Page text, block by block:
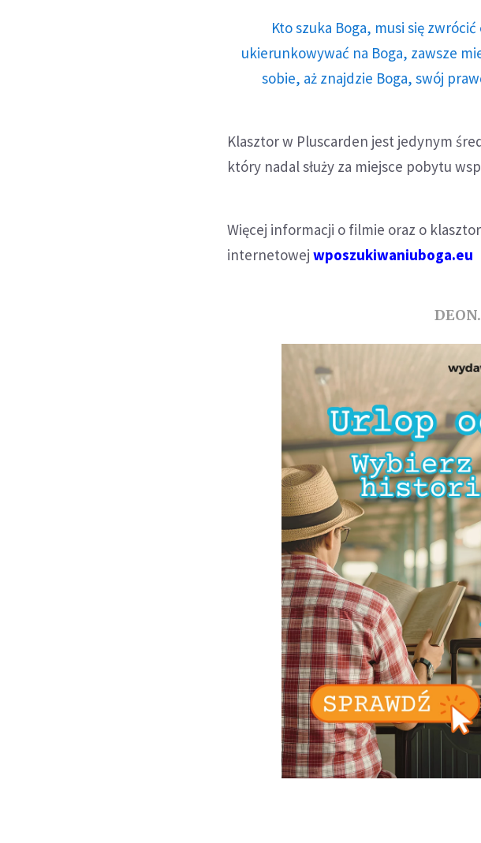
Kto szuka Boga, musi się
ukierunkowywać na Boga, zawsze
sobie, aż znajdzie Boga, swój
Klasztor w Pluscarden jest jedynym
który nadal służy za miejsce pobytu
Więcej informacji o filmie oraz o
internetowejwposzukiwaniuboga.eu